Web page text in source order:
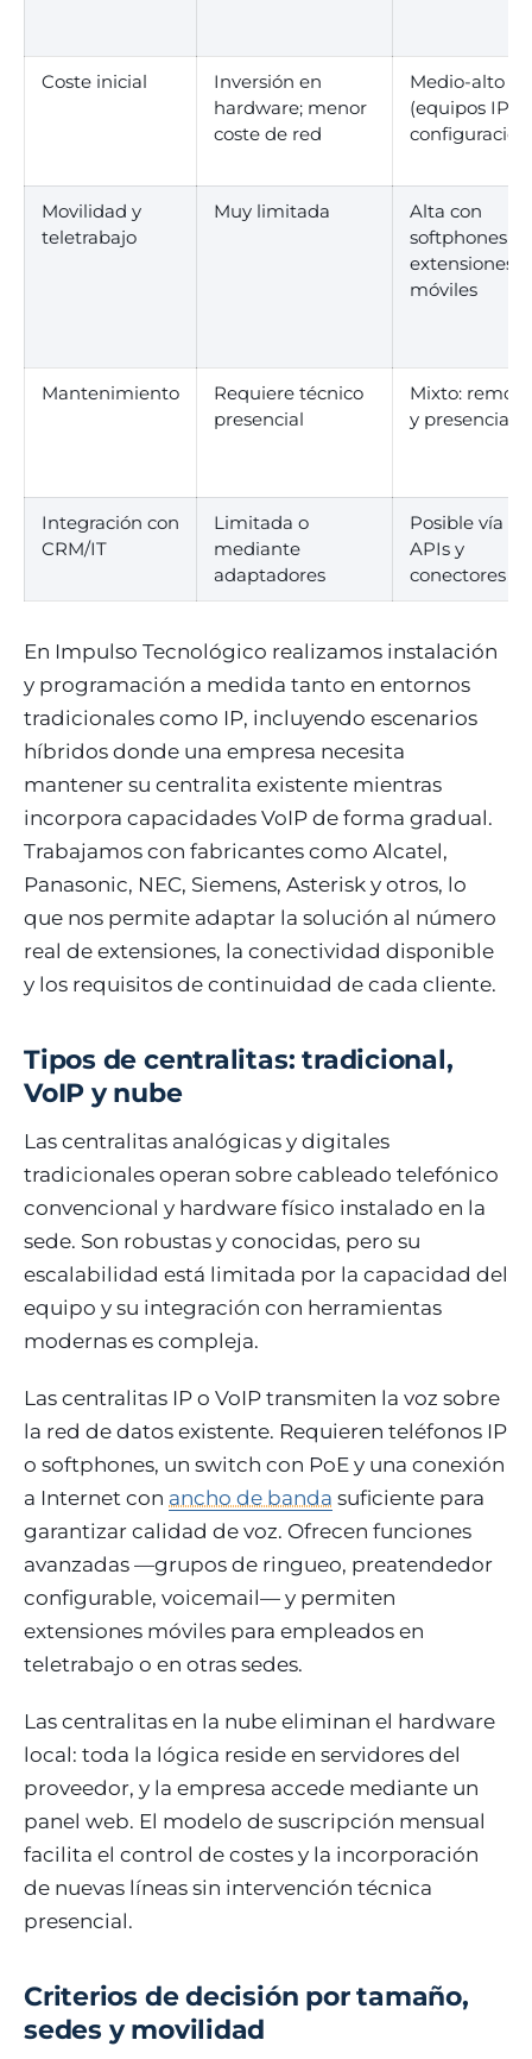
Coste inicial
Inversión en
hardware; menor
coste de red
Medio-alto
(equipos IP +
Movilidad y
teletrabajo
Muy limitada
Alta con
softphones y
extensiones
móviles
Mantenimiento
Requiere técnico
presencial
Mixto: remoto
y presencial
Integración con
CRM/IT
Limitada o
mediante
adaptadores
Posible vía
APIs y
conectores
En Impulso Tecnológico realizamos instalación
y programación a medida tanto en entornos
tradicionales como IP, incluyendo escenarios
híbridos donde una empresa necesita
mantener su centralita existente mientras
incorpora capacidades VoIP de forma gradual.
Trabajamos con fabricantes como Alcatel,
Panasonic, NEC, Siemens, Asterisk y otros, lo
que nos permite adaptar la solución al número
real de extensiones, la conectividad disponible
y los requisitos de continuidad de cada cliente.
Tipos de centralitas: tradicional,
VoIP y nube
Las centralitas analógicas y digitales
tradicionales operan sobre cableado telefónico
convencional y hardware físico instalado en la
sede. Son robustas y conocidas, pero su
escalabilidad está limitada por la capacidad del
equipo y su integración con herramientas
modernas es compleja.
Las centralitas IP o VoIP transmiten la voz sobre
la red de datos existente. Requieren teléfonos IP
o softphones, un switch con PoE y una conexión
a Internet con ancho de banda suficiente para
garantizar calidad de voz. Ofrecen funciones
avanzadas —grupos de ringueo, preatendedor
configurable, voicemail— y permiten
extensiones móviles para empleados en
teletrabajo o en otras sedes.
Las centralitas en la nube eliminan el hardware
local: toda la lógica reside en servidores del
proveedor, y la empresa accede mediante un
panel web. El modelo de suscripción mensual
facilita el control de costes y la incorporación
de nuevas líneas sin intervención técnica
presencial.
Criterios de decisión por tamaño,
sedes y movilidad